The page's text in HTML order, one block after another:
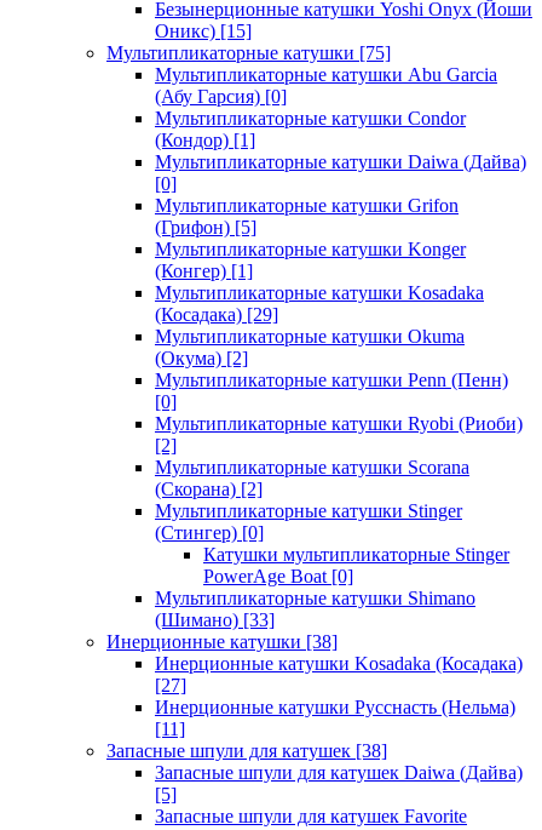
Безынерционные катушки Yoshi Onyx (Йоши
Оникс) [15]
Мультипликаторные катушки [75]
Мультипликаторные катушки Abu Garcia
(Абу Гарсия) [0]
Мультипликаторные катушки Condor
(Кондор) [1]
Мультипликаторные катушки Daiwa (Дайва)
[0]
Мультипликаторные катушки Grifon
(Грифон) [5]
Мультипликаторные катушки Konger
(Конгер) [1]
Мультипликаторные катушки Kosadaka
(Косадака) [29]
Мультипликаторные катушки Okuma
(Окума) [2]
Мультипликаторные катушки Penn (Пенн)
[0]
Мультипликаторные катушки Ryobi (Риоби)
[2]
Мультипликаторные катушки Scorana
(Скорана) [2]
Мультипликаторные катушки Stinger
(Стингер) [0]
Катушки мультипликаторные Stinger
PowerAge Boat [0]
Мультипликаторные катушки Shimano
(Шимано) [33]
Инерционные катушки [38]
Инерционные катушки Kosadaka (Косадака)
[27]
Инерционные катушки Русснасть (Нельма)
[11]
Запасные шпули для катушек [38]
Запасные шпули для катушек Daiwa (Дайва)
[5]
Запасные шпули для катушек Favorite